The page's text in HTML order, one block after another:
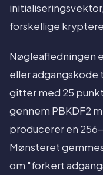
forskellige
Nøgleafledningen
eller adgangskode
gitter med 25
gennem PBKDF2
producerer en
Mønsteret
om "forkert